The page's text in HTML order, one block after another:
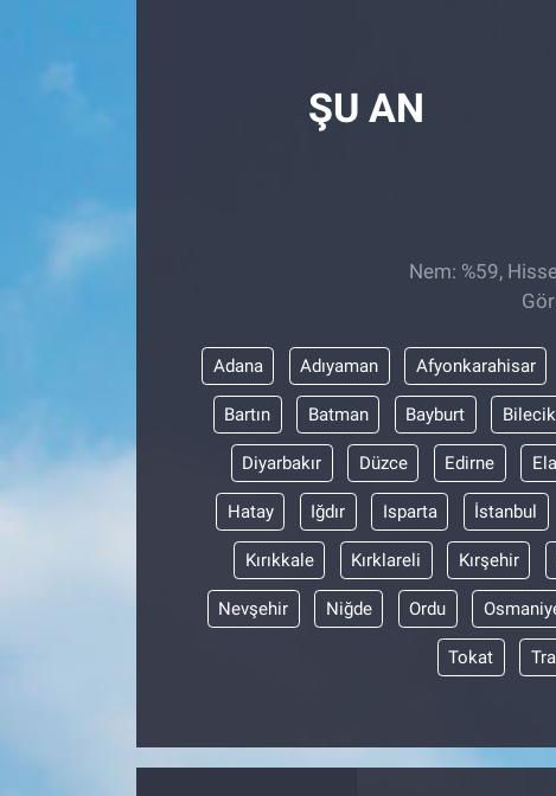
ŞU AN
Nem: %59,
Adana Adıyaman Afyonkarahisar
Bartın Batman Bayburt Bilecik
Diyarbakır Düzce Edirne
Hatay Iğdır Isparta İstanbul
Kırıkkale Kırklareli Kırşehir
Nevşehir Niğde Ordu
Tokat